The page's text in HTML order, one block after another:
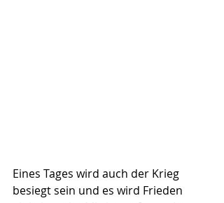
Eines Tages wird auch der Krieg
besiegt sein und es wird Frieden